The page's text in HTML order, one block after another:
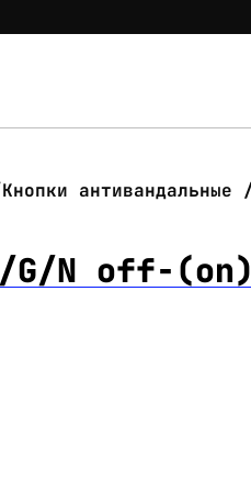
Кнопки антивандальные
G/N off-(on)